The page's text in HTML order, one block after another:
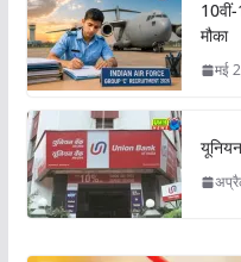
मौका
मई